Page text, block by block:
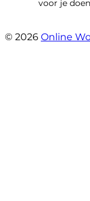
voor je
© 2026 Online